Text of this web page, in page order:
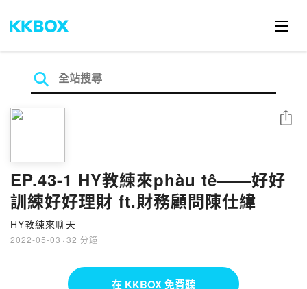
EP.43-1 HY教練來phàu tê——好好
訓練好好理財 ft.財務顧問陳仕緯
HY教練來聊天
2022-05-03 · 32 分鐘
分享
在 KKBOX 免費聽